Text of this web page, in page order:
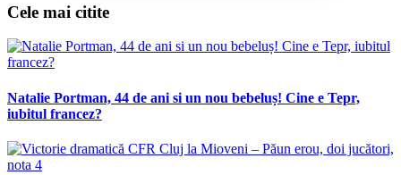
Cele mai citite
Natalie Portman, 44 de ani si un nou bebeluș! Cine e Tepr,
iubitul francez?